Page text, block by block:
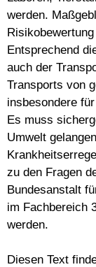
werden.
Entsprechend
auch der
Transports von
insbesondere
Es muss
Umwelt
zu den Fragen
Bundesanstalt
im Fachbereich
werden.
Diesen Text